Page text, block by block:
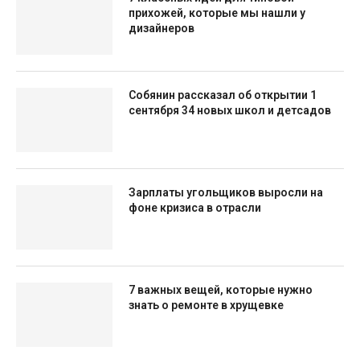
прихожей, которые мы нашли у
дизайнеров
Собянин рассказал об открытии 1
сентября 34 новых школ и детсадов
Зарплаты угольщиков выросли на
фоне кризиса в отрасли
7 важных вещей, которые нужно
знать о ремонте в хрущевке